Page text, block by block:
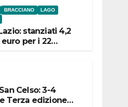
BRACCIANO
LAGO
stanziati 4,2
per i 22
Celso: 3-4
Terza edizione